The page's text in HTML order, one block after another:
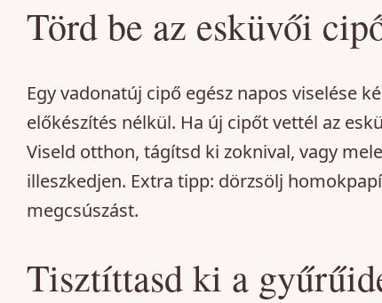
Törd be az esküvői
Egy vadonatúj cipő egész napos viselése
előkészítés nélkül. Ha új cipőt vettél az
Viseld otthon, tágítsd ki zoknival, vagy
illeszkedjen. Extra tipp: dörzsölj
megcsúszást.
Tisztíttasd ki a